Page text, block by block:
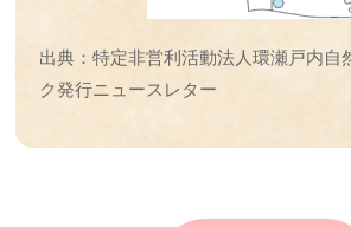
第36回 筋肉の話
出典：特定非営利活動法人環瀬戸内自
ク発行ニュースレター